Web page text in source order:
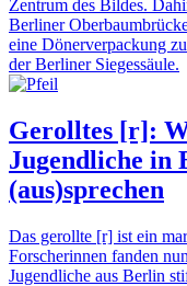
Gerolltes [r]:
Jugendliche
(aus)sprechen
Das gerollte [r] ist ein
Forscherinnen fanden
Jugendliche aus Berlin